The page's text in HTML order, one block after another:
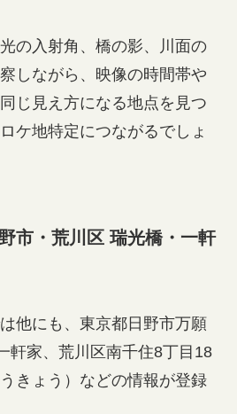
の入射角、橋の影、川面の
しながら、映像の時間帯や
じ見え方になる地点を見つ
ケ地特定につながるでしょ
市・荒川区 瑞光橋・一軒
他にも、東京都日野市万願
軒家、荒川区南千住8丁目18
きょう）などの情報が登録